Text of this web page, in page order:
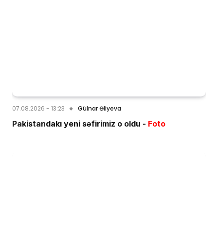
07.08.2026 - 13:23 Gülnar Əliyeva
Pakistandakı yeni səfirimiz o oldu - Foto